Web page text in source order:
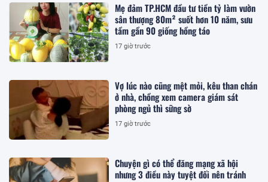
Mẹ đảm TP.HCM đầu tư tiền tỷ làm vườn
sân thượng 80m² suốt hơn 10 năm, sưu
tầm gần 90 giống hồng táo
17 giờ trước
Vợ lúc nào cũng mệt mỏi, kêu than chán
ở nhà, chồng xem camera giám sát
phòng ngủ thì sững sờ
17 giờ trước
Chuyện gì có thể đăng mạng xã hội
nhưng 3 điều này tuyệt đối nên tránh